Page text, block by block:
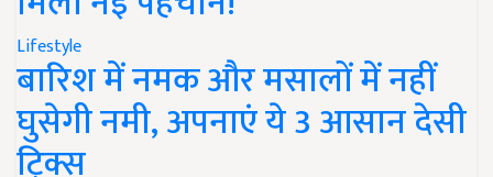
Lifestyle
बारिश में नमक और मसालों में नहीं
घुसेगी नमी, अपनाएं ये 3 आसान देसी
ट्रिक्स